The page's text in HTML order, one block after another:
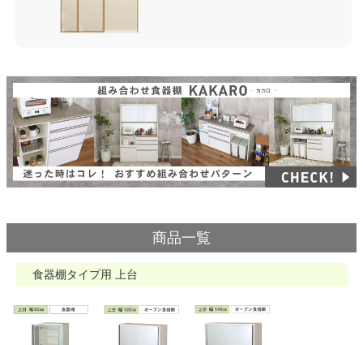
商品一覧
食器棚タイプ用 上台